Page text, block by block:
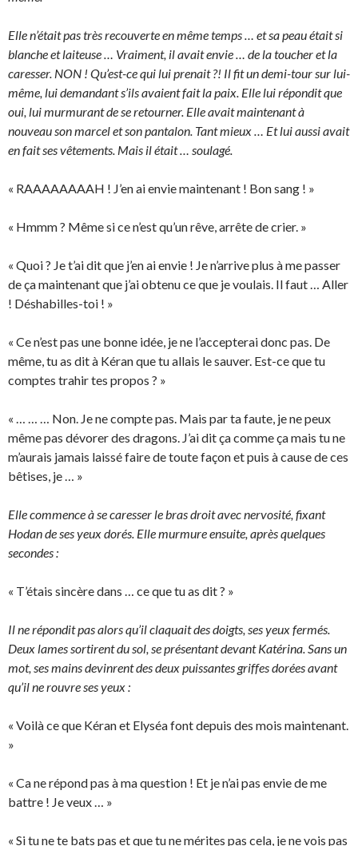
Elle n’était pas très recouverte en même temps … et sa peau était si
blanche et laiteuse … Vraiment, il avait envie … de la toucher et la
caresser. NON ! Qu’est-ce qui lui prenait ?! Il fit un demi-tour sur lui-
même, lui demandant s’ils avaient fait la paix. Elle lui répondit que
oui, lui murmurant de se retourner. Elle avait maintenant à
nouveau son marcel et son pantalon. Tant mieux … Et lui aussi avait
en fait ses vêtements. Mais il était … soulagé.
« RAAAAAAAAH ! J’en ai envie maintenant ! Bon sang ! »
« Hmmm ? Même si ce n’est qu’un rêve, arrête de crier. »
« Quoi ? Je t’ai dit que j’en ai envie ! Je n’arrive plus à me passer
de ça maintenant que j’ai obtenu ce que je voulais. Il faut … Aller
! Déshabilles-toi ! »
« Ce n’est pas une bonne idée, je ne l’accepterai donc pas. De
même, tu as dit à Kéran que tu allais le sauver. Est-ce que tu
comptes trahir tes propos ? »
« … … … Non. Je ne compte pas. Mais par ta faute, je ne peux
même pas dévorer des dragons. J’ai dit ça comme ça mais tu ne
m’aurais jamais laissé faire de toute façon et puis à cause de ces
bêtises, je … »
Elle commence à se caresser le bras droit avec nervosité, fixant
Hodan de ses yeux dorés. Elle murmure ensuite, après quelques
secondes :
« T’étais sincère dans … ce que tu as dit ? »
Il ne répondit pas alors qu’il claquait des doigts, ses yeux fermés.
Deux lames sortirent du sol, se présentant devant Katérina. Sans un
mot, ses mains devinrent des deux puissantes griffes dorées avant
qu’il ne rouvre ses yeux :
« Voilà ce que Kéran et Elyséa font depuis des mois maintenant.
»
« Ca ne répond pas à ma question ! Et je n’ai pas envie de me
battre ! Je veux … »
« Si tu ne te bats pas et que tu ne mérites pas cela, je ne vois pas